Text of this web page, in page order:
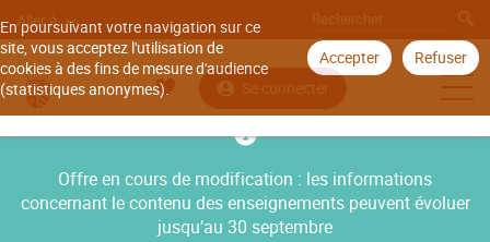
En poursuivant votre navigation sur ce
site, vous acceptez l'utilisation de
cookies à des fins de mesure d'audience
(statistiques anonymes).
Accepter Refuser
Aller à
Se connecter
Offre en cours de modification : les informations
concernant le contenu des enseignements peuvent évoluer
jusqu’au 30 septembre